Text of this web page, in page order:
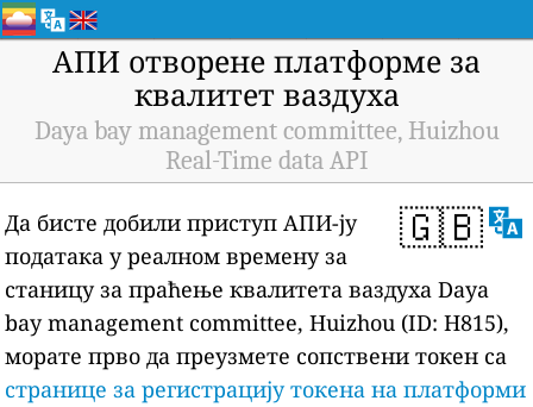
АПИ отворене платформе за
квалитет ваздуха
Daya bay management committee, Huizhou
Real-Time data API
🇬🇧
Да бисте добили приступ АПИ-ју
података у реалном времену за
станицу за праћење квалитета ваздуха Daya
bay management committee, Huizhou (ID: H815),
морате прво да преузмете сопствени токен са
странице за регистрацију токена на платформи